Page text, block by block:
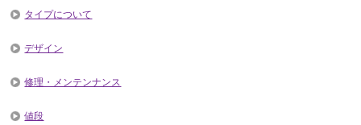
タイプについて
デザイン
修理・メンテンナンス
値段